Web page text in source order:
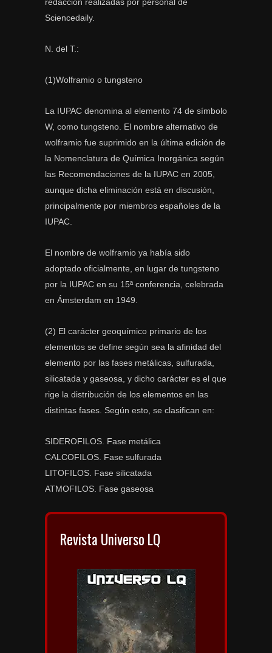
Sciencedaily.
N. del T.:
(1)Wolframio o tungsteno
La IUPAC denomina al elemento 74 de símbolo
W, como tungsteno. El nombre alternativo de
wolframio fue suprimido en la última edición de
la Nomenclatura de Química Inorgánica según
las Recomendaciones de la IUPAC en 2005,
aunque dicha eliminación está en discusión,
principalmente por miembros españoles de la
IUPAC.
El nombre de wolframio ya había sido
adoptado oficialmente, en lugar de tungsteno
por la IUPAC en su 15ª conferencia, celebrada
en Ámsterdam en 1949.
(2) El carácter geoquímico primario de los
elementos se define según sea la afinidad del
elemento por las fases metálicas, sulfurada,
silicatada y gaseosa, y dicho carácter es el que
rige la distribución de los elementos en las
distintas fases. Según esto, se clasifican en:
SIDEROFILOS. Fase metálica
CALCOFILOS. Fase sulfurada
LITOFILOS. Fase silicatada
ATMOFILOS. Fase gaseosa
Revista Universo LQ